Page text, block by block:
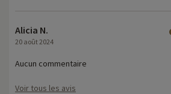
Alicia N.
20 août 2024
Aucun commentaire
Voir tous les avis